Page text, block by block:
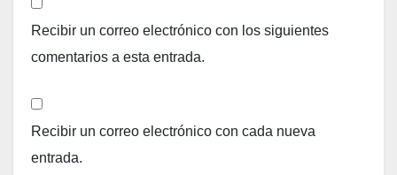
Recibir un correo electrónico con los siguientes
comentarios a esta entrada.
Recibir un correo electrónico con cada nueva
entrada.